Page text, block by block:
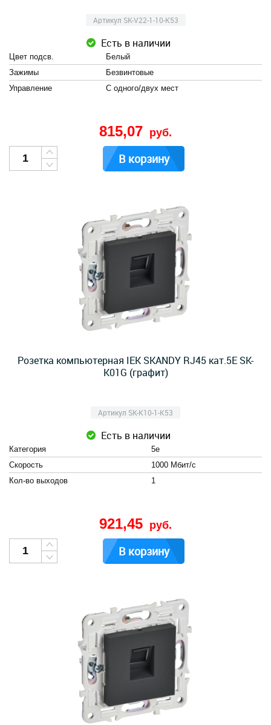
Артикул SK-V22-1-10-K53
Есть в наличии
Цвет подсв.
Белый
Зажимы
Безвинтовые
Управление
С одного/двух мест
815,07 руб.
В корзину
Розетка компьютерная IEK SKANDY RJ45 кат.5E SK-
K01G (графит)
Артикул SK-K10-1-K53
Есть в наличии
Категория
5e
Скорость
1000 Мбит/с
Кол-во выходов
1
921,45 руб.
В корзину